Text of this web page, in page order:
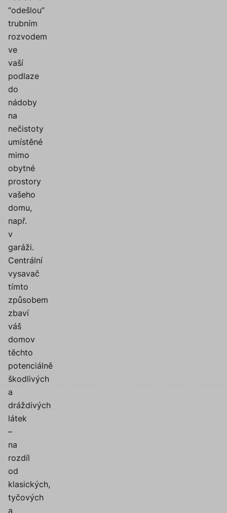
“odešlou”
trubním
rozvodem
ve
vaší
podlaze
do
nádoby
na
nečistoty
umístěné
mimo
obytné
prostory
vašeho
domu,
např.
v
garáži.
Centrální
vysavač
tímto
způsobem
zbaví
váš
domov
těchto
potenciálně
škodlivých
a
dráždivých
látek
–
na
rozdíl
od
klasických,
tyčových
a